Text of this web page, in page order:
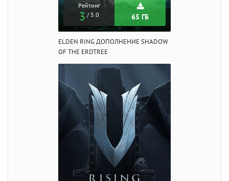
Рейтинг
3 / 5.0 65 ГБ
ELDEN RING ДОПОЛНЕНИЕ SHADOW
OF THE ERDTREE